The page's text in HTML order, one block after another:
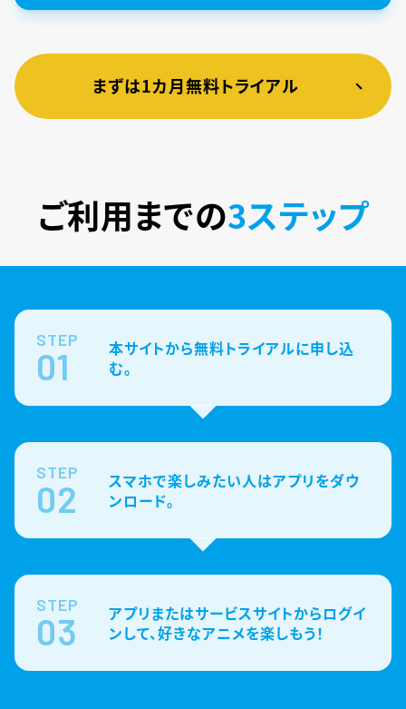
まずは1カ月無料トライアル
ご利用までの3ステップ
STEP
01
本サイトから無料トライアルに申し込
む。
STEP
02
スマホで楽しみたい人はアプリをダウ
ンロード。
STEP
03
アプリまたはサービスサイトからログイ
ンして、好きなアニメを楽しもう！